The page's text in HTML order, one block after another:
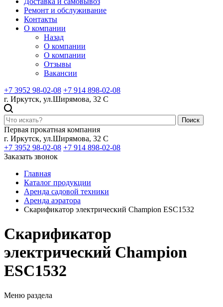
Ремонт и обслуживание
Контакты
О компании
Назад
О компании
О компании
Отзывы
Вакансии
+7 3952 98-02-08 +7 914 898-02-08
г. Иркутск, ул.Ширямова, 32 С
Поиск
Первая прокатная компания
г. Иркутск, ул.Ширямова, 32 С
+7 3952 98-02-08 +7 914 898-02-08
Заказать звонок
Главная
Каталог продукции
Аренда садовой техники
Аренда аэратора
Скарификатор электрический Champion ESC1532
Скарификатор
электрический Champion
ESC1532
Меню раздела